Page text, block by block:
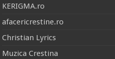
KERIGMA.ro
afacericrestine.ro
Christian Lyrics
Muzica Crestina